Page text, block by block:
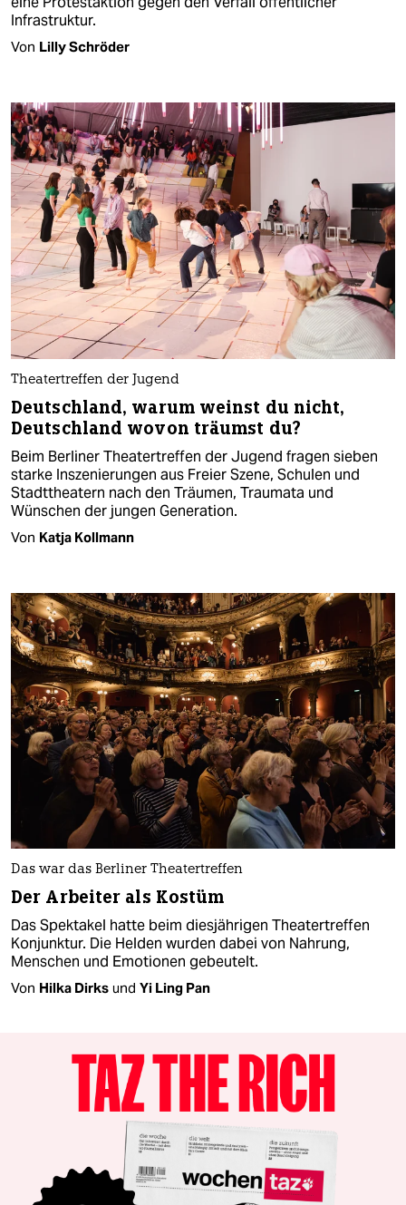
Infrastruktur.
Von Lilly Schröder
Theatertreffen der Jugend
Deutschland, warum weinst du nicht,
Deutschland wovon träumst du?
Beim Berliner Theatertreffen der Jugend fragen sieben
starke Inszenierungen aus Freier Szene, Schulen und
Stadttheatern nach den Träumen, Traumata und
Wünschen der jungen Generation.
Von Katja Kollmann
Das war das Berliner Theatertreffen
Der Arbeiter als Kostüm
Das Spektakel hatte beim diesjährigen Theatertreffen
Konjunktur. Die Helden wurden dabei von Nahrung,
Menschen und Emotionen gebeutelt.
Von Hilka Dirks und Yi Ling Pan